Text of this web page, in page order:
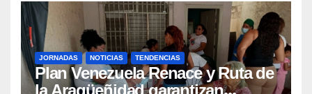
JORNADAS NOTICIAS TENDENCIAS
Plan Venezuela Renace y Ruta de